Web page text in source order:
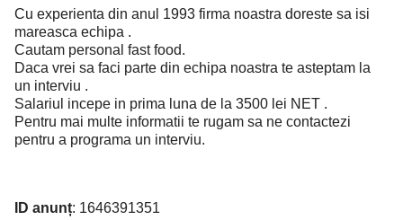
Cu experienta din anul 1993 firma noastra doreste sa isi
mareasca echipa .
Cautam personal fast food.
Daca vrei sa faci parte din echipa noastra te asteptam la
un interviu .
Salariul incepe in prima luna de la 3500 lei NET .
Pentru mai multe informatii te rugam sa ne contactezi
pentru a programa un interviu.
ID anunț: 1646391351